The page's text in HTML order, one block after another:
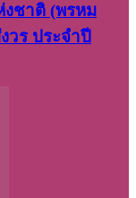
งชาติ (พรหม
ร ประจำปี